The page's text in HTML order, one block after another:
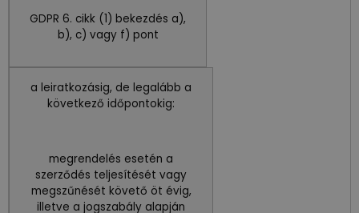
GDPR 6. cikk (1) bekezdés a),
b), c) vagy f) pont
a leiratkozásig, de legalább a
következő időpontokig:
megrendelés esetén a
szerződés teljesítését vagy
megszűnését követő öt évig,
illetve a jogszabály alapján